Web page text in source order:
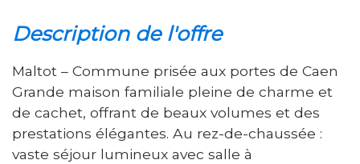
description de l'offre
Maltot – Commune prisée aux portes de Caen
Grande maison familiale pleine de charme et
de cachet, offrant de beaux volumes et des
prestations élégantes. Au rez-de-chaussée :
vaste séjour lumineux avec salle à